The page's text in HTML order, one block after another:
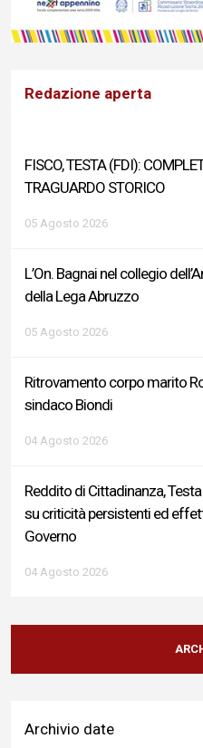
Redazione aperta
FISCO, TESTA (FDI):
TRAGUARDO STORICO
05 Agosto 2026
L’On. Bagnai nel collegio
della Lega Abruzzo
05 Agosto 2026
Ritrovamento corpo marito
sindaco Biondi
04 Agosto 2026
Reddito di Cittadinanza,
su criticità persistenti ed
Governo
04 Agosto 2026
Sigismondi, Liris e Testa:
Ministro Roccella e alla sua
Terminal bus "Lorenzo
Archivio date